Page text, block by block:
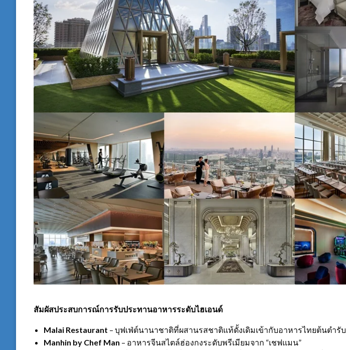
สัมผัสประสบการณ์การรับประทานอาหารระดับไฮเอนด์
Malai Restaurant – บุฟเฟ่ต์นานาชาติที่ผสานรสชาติแท้ดั้งเดิมเข้ากับอาหารไทยต้นตำรับ
Manhin by Chef Man – อาหารจีนสไตล์ฮ่องกงระดับพรีเมียมจาก “เชฟแมน”